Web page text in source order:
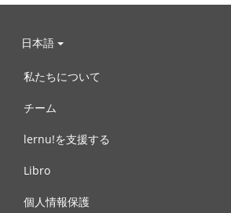
日本語
私たちについて
チーム
lernu!を支援する
Libro
個人情報保護